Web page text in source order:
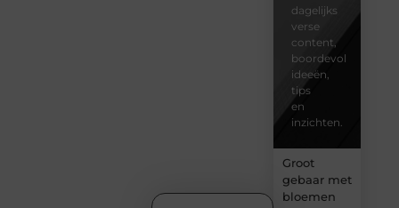
dagelijks
verse
content,
boordevol
ideeën,
tips
en
inzichten.
Groot
gebaar met
bloemen